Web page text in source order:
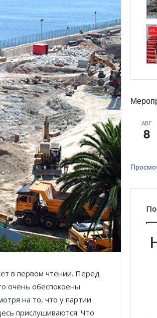
в первом чтении. Перед
очень обеспокоены
на то, что у партии
прислушиваются. Что
АВГ
8